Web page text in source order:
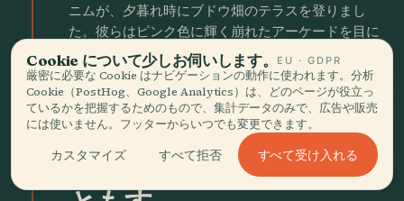
ニムが、夕暮れ時にブドウ畑のテラスを登りまし
た。彼らはピンク色に輝く崩れたアーケードを目に
し、壮麗さよりも衰退こそが誠実であると結論づけ
ました。彼らの詩は、ハイデルベルクを大陸初のゴ
シック様式の土産物へと変えました。
ブンゼンが研究室に灯を
Cookie について少しお伺いします。 EU · GDPR
厳密に必要な Cookie はナビゲーションの動作に使われます。分析
Cookie（PostHog、Google Analytics）は、どのページが役立っ
ているかを把握するためのもので、集計データのみで、広告や販売
には使いません。フッターからいつでも変更できます。
カスタマイズ すべて拒否 すべて受け入れる